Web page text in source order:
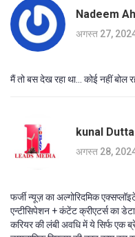
Nadeem
अगस्त 27,
मैं तो बस देख रहा था... कोई नहीं बोल
kunal Dutta
अगस्त 28,
फर्जी न्यूज़ का अल्गोरिदमिक
एन्टीसिपेशन + कंटेंट क्रीएटर्स का
करियर की लंबी अवधि में ये सिर्फ एक